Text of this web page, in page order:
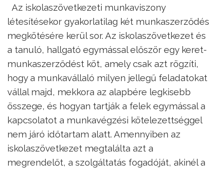
Az iskolaszövetkezeti munkaviszony
létesítésekor gyakorlatilag két munkaszerződés
megkötésére kerül sor. Az iskolaszövetkezet és
a tanuló, hallgató egymással először egy keret-
munkaszerződést köt, amely csak azt rögzíti,
hogy a munkavállaló milyen jellegű feladatokat
vállal majd, mekkora az alapbére legkisebb
összege, és hogyan tartják a felek egymással a
kapcsolatot a munkavégzési kötelezettséggel
nem járó időtartam alatt. Amennyiben az
iskolaszövetkezet megtalálta azt a
megrendelőt, a szolgáltatás fogadóját, akinél a